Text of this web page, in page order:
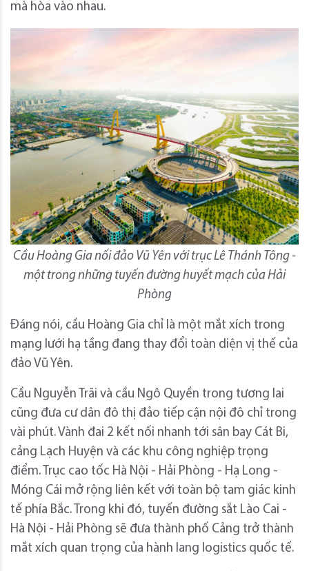
mà hòa vào nhau.
Cầu Hoàng Gia nối đảo Vũ Yên với trục Lê Thánh Tông -
một trong những tuyến đường huyết mạch của Hải
Phòng
Đáng nói, cầu Hoàng Gia chỉ là một mắt xích trong
mạng lưới hạ tầng đang thay đổi toàn diện vị thế của
đảo Vũ Yên.
Cầu Nguyễn Trãi và cầu Ngô Quyền trong tương lai
cũng đưa cư dân đô thị đảo tiếp cận nội đô chỉ trong
vài phút. Vành đai 2 kết nối nhanh tới sân bay Cát Bi,
cảng Lạch Huyện và các khu công nghiệp trọng
điểm. Trục cao tốc Hà Nội - Hải Phòng - Hạ Long -
Móng Cái mở rộng liên kết với toàn bộ tam giác kinh
tế phía Bắc. Trong khi đó, tuyến đường sắt Lào Cai -
Hà Nội - Hải Phòng sẽ đưa thành phố Cảng trở thành
mắt xích quan trọng của hành lang logistics quốc tế.